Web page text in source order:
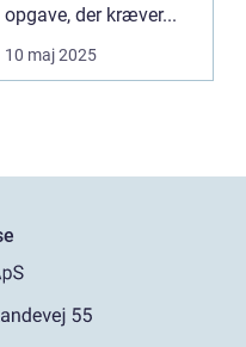
opgave, der kræver...
10 maj 2025